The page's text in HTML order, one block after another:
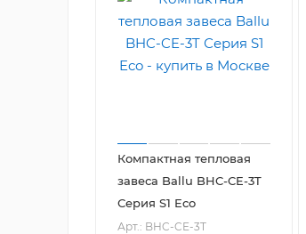
Компактная тепловая
завеса Ballu BHC-CE-3T
Серия S1 Eco
Арт.: BHC-CE-3T